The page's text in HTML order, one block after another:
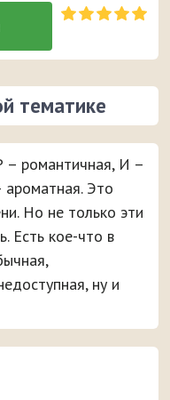
тематике
– романтичная, И –
ароматная. Это
Но не только эти
Есть кое-что в
ну и